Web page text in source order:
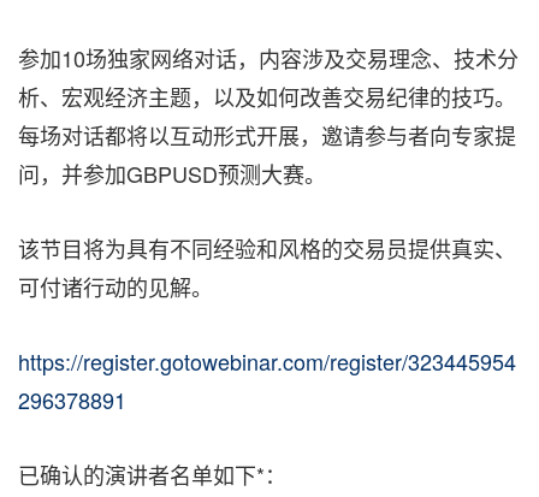
参加10场独家网络对话，内容涉及交易理念、技术分
析、宏观经济主题，以及如何改善交易纪律的技巧。
每场对话都将以互动形式开展，邀请参与者向专家提
问，并参加GBPUSD预测大赛。
该节目将为具有不同经验和风格的交易员提供真实、
可付诸行动的见解。
https://register.gotowebinar.com/register/323445954
296378891
已确认的演讲者名单如下*：